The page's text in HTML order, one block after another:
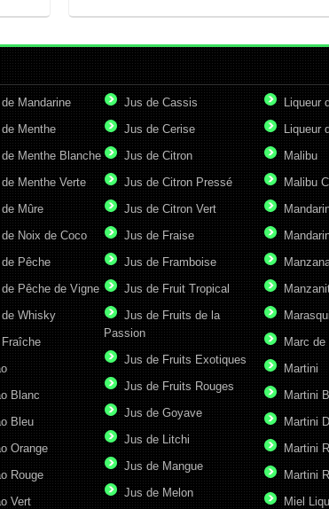
Mandarine
Menthe
Menthe Blanche
Menthe Verte
Mûre
Noix de Coco
Pêche
Pêche de Vigne
Whisky
Blanc
Bleu
Orange
Rouge
Vert
Jus de Cassis
Jus de Cerise
Jus de Citron
Jus de Citron Pressé
Jus de Citron Vert
Jus de Fraise
Jus de Framboise
Jus de Fruit Tropical
Jus de Fruits de la
Passion
Jus de Fruits Exotiques
Jus de Fruits Rouges
Jus de Goyave
Jus de Litchi
Jus de Mangue
Jus de Melon
Liqueur
Liqueur
Malibu
Malibu
Marc de
Martini
Martini
Martini
Martini
Martini
Miel